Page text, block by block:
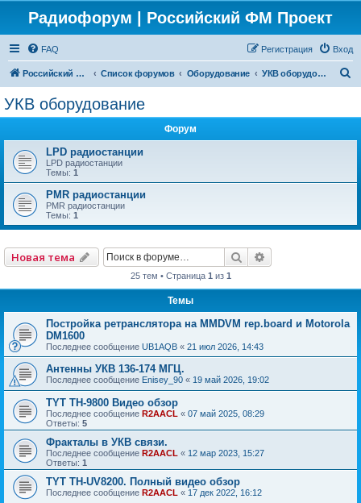
Радиофорум | Российский ФМ Проект
FAQ Вход
Регистрация
Российский ФМ проект Список форумов Оборудование УКВ оборудование
УКВ оборудование
Форум
LPD радиостанции
LPD радиостанции
Темы: 1
PMR радиостанции
PMR радиостанции
Темы: 1
Новая тема Поиск
25 тем • Страница 1 из 1
Темы
Постройка ретранслятора на MMDVM rep.board и Motorola
DM1600
Последнее сообщение UB1AQB « 21 июл 2026, 14:43
Антенны УКВ 136-174 МГЦ.
Последнее сообщение Enisey_90 « 19 май 2026, 19:02
TYT TH-9800 Видео обзор
Последнее сообщение R2AACL « 07 май 2025, 08:29
Ответы: 5
Фракталы в УКВ связи.
Последнее сообщение R2AACL « 12 мар 2023, 15:27
Ответы: 1
TYT TH-UV8200. Полный видео обзор
Последнее сообщение R2AACL « 17 дек 2022, 16:12